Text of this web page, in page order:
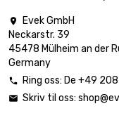
lengde : 1 Meter
10 st/pc
SW : 27mm
st/pc

Evek GmbH
Neckarstr. 39
45478 Mülheim an der
Germany
 Ring oss: De +49
 Skriv til oss: